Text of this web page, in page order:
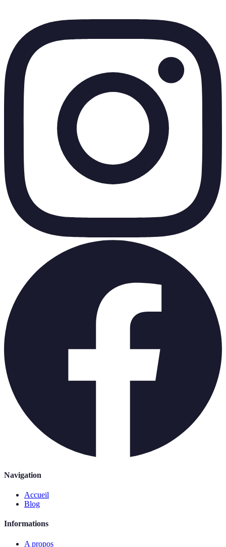
Navigation
Accueil
Blog
Informations
A propos